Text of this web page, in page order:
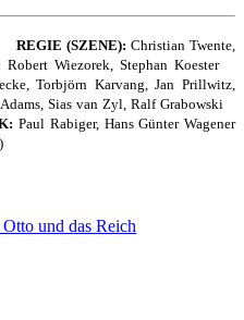
REGIE (SZENE): Christian Twente,
Robert Wiezorek, Stephan Koester
Torbjörn Karvang, Jan Prillwitz,
Sias van Zyl, Ralf Grabowski
Paul Rabiger, Hans Günter Wagener